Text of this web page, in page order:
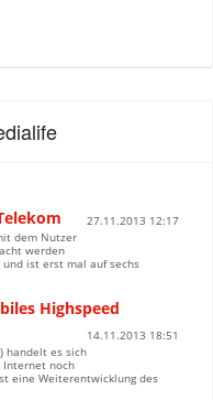
27.11.2013 12:17
dem Nutzer
werden
ist erst mal auf sechs
Highspeed
14.11.2013 18:51
handelt es sich
Internet noch
eine Weiterentwicklung des